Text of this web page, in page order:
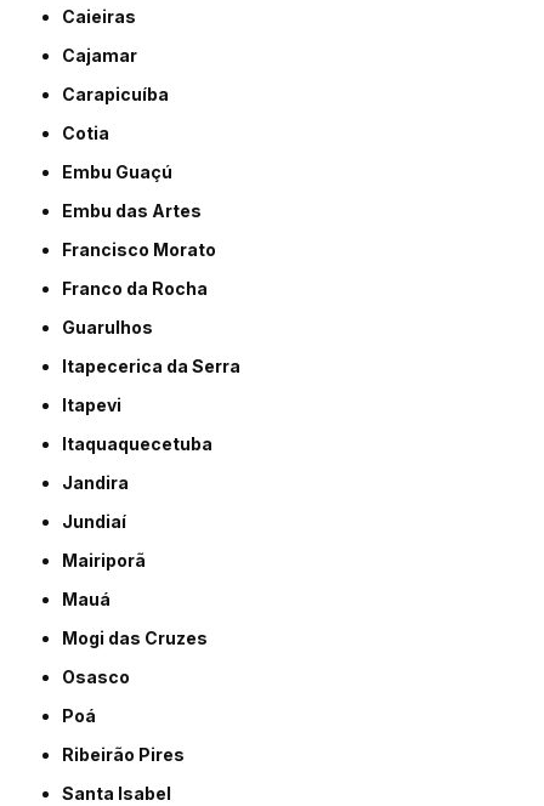
Caieiras
Cajamar
Carapicuíba
Cotia
Embu Guaçú
Embu das Artes
Francisco Morato
Franco da Rocha
Guarulhos
Itapecerica da Serra
Itapevi
Itaquaquecetuba
Jandira
Jundiaí
Mairiporã
Mauá
Mogi das Cruzes
Osasco
Poá
Ribeirão Pires
Santa Isabel